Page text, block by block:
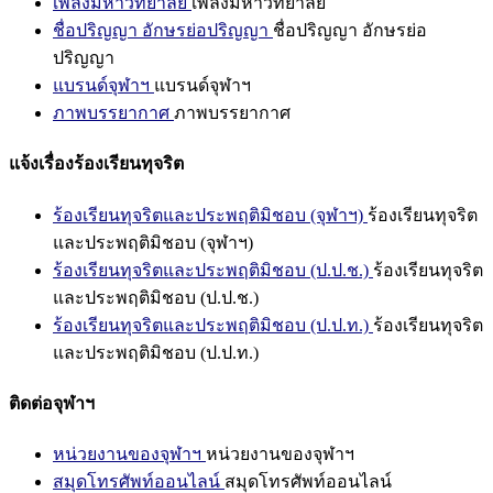
ชื่อปริญญา อักษรย่อปริญญา ชื่อปริญญา อักษรย่อ
ปริญญา
แบรนด์จุฬาฯ แบรนด์จุฬาฯ
ภาพบรรยากาศ ภาพบรรยากาศ
แจ้งเรื่องร้องเรียนทุจริต
ร้องเรียนทุจริตและประพฤติมิชอบ (จุฬาฯ) ร้องเรียนทุจริต
และประพฤติมิชอบ (จุฬาฯ)
ร้องเรียนทุจริตและประพฤติมิชอบ (ป.ป.ช.) ร้องเรียนทุจริต
และประพฤติมิชอบ (ป.ป.ช.)
ร้องเรียนทุจริตและประพฤติมิชอบ (ป.ป.ท.) ร้องเรียนทุจริต
และประพฤติมิชอบ (ป.ป.ท.)
ติดต่อจุฬาฯ
หน่วยงานของจุฬาฯ หน่วยงานของจุฬาฯ
สมุดโทรศัพท์ออนไลน์ สมุดโทรศัพท์ออนไลน์